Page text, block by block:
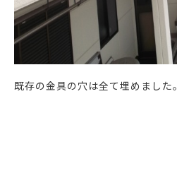
既存の金具の穴は全て埋めました。